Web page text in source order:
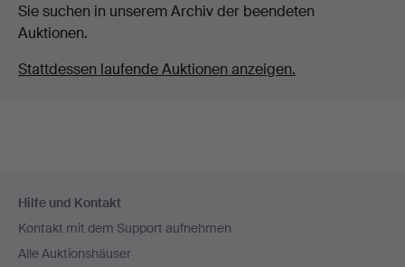
Sie suchen in unserem Archiv der beendeten
Auktionen.
Stattdessen laufende Auktionen anzeigen.
Navigation
Hilfe und Kontakt
Kontakt mit dem Support aufnehmen
Alle Auktionshäuser